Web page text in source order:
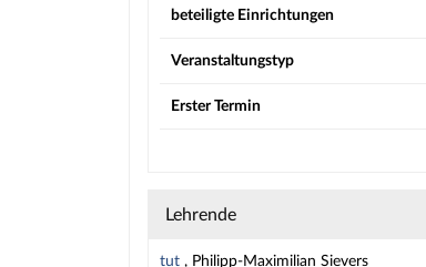
beteiligte Einrichtungen
Veranstaltungstyp
Erster Termin
Lehrende
tut , Philipp-Maximilian Sievers